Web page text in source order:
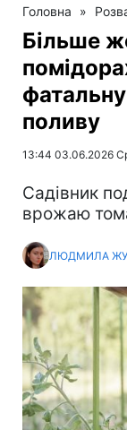
Головна »
Більше
поливу
13:44 03.06.2026
Садівник
врожаю
ЛЮДМИЛА